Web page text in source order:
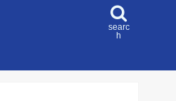
searc
h